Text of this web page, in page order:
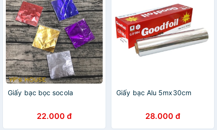
Giấy bạc bọc socola
22.000 đ
Giấy bạc Alu 5mx30cm
28.000 đ